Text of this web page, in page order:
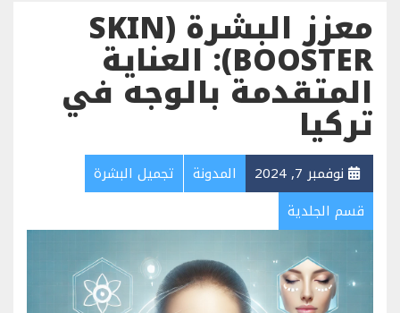
معزز البشرة (SKIN
BOOSTER): العناية
المتقدمة بالوجه في
تركيا
نوفمبر 7, 2024 المدونة
تجميل البشرة
قسم الجلدية